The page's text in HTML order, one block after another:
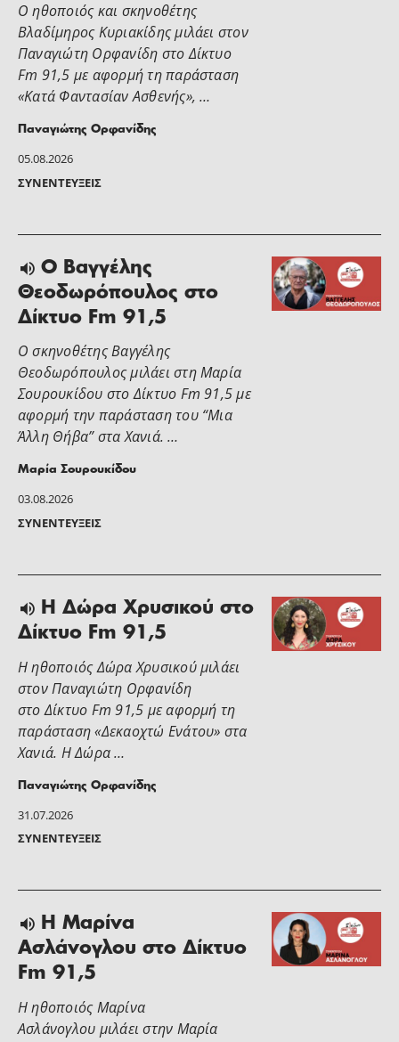
05.08.2026
ΣΥΝΕΝΤΕΎΞΕΙΣ
Ο ηθοποιός και σκηνοθέτης
Βλαδίμηρος Κυριακίδης μιλάει στoν
Παναγιώτη Ορφανίδη στο Δίκτυο
Fm 91,5 με αφορμή τη παράσταση
«Κατά Φαντασίαν Ασθενής», …
Παναγιώτης Ορφανίδης
03.08.2026
ΣΥΝΕΝΤΕΎΞΕΙΣ
Ο Βαγγέλης
Θεοδωρόπουλος στο
Δίκτυο Fm 91,5
Ο σκηνοθέτης Βαγγέλης
Θεοδωρόπουλος μιλάει στη Μαρία
Σουρουκίδου στο Δίκτυο Fm 91,5 με
αφορμή την παράσταση του “Μια
Άλλη Θήβα” στα Χανιά. …
Μαρία Σουρουκίδου
31.07.2026
ΣΥΝΕΝΤΕΎΞΕΙΣ
H Δώρα Χρυσικού στο
Δίκτυο Fm 91,5
Η ηθοποιός Δώρα Χρυσικού μιλάει
στoν Παναγιώτη Ορφανίδη
στο Δίκτυο Fm 91,5 με αφορμή τη
παράσταση «Δεκαοχτώ Ενάτου» στα
Χανιά. Η Δώρα …
Παναγιώτης Ορφανίδης
Η Μαρίνα
Ασλάνογλου στο Δίκτυο
Fm 91,5
Η ηθοποιός Μαρίνα
Ασλάνογλου μιλάει στην Μαρία